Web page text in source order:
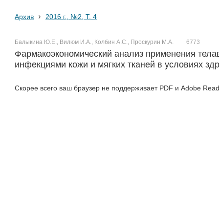
Архив › 2016 г., №2, Т. 4
Балыкина Ю.Е., Вилюм И.А., Колбин А.С., Проскурин М.А. 6773
Фармакоэкономический анализ применения
инфекциями кожи и мягких тканей в условиях
Скорее всего ваш браузер не поддерживает PDF и Adobe